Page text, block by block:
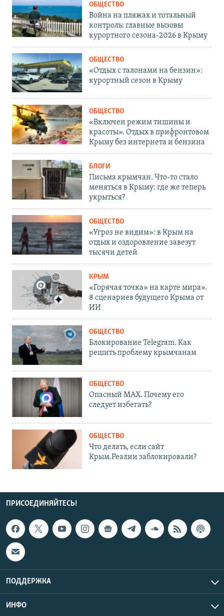
ОБЩЕСТВО
Война на пляжах и тотальный
контроль: главные вызовы
курортного сезона-2026 в Крыму
ОБЩЕСТВО
«Отдых с талонами на бензин»:
курортный сезон в Крыму
ОБЩЕСТВО
«Включен режим тишины и
красоты». Отдых в прифронтовом
Крыму без интернета и бензина
БЛОГИ
Письма крымчан. Что-то стало
меняться в Крыму: где же теперь
укрыться?
ОБЩЕСТВО
«Угроз не видим»: в Крым на
отдых и оздоровление завезут
тысячи детей
КРЫМ
«Горячая точка» на карте мира».
8 сценариев будущего Крыма от
ИИ
ОБЩЕСТВО
Блокирование Telegram. Как
решить проблему крымчанам
ОБЩЕСТВО
Опасный MAX. Почему его
следует избегать?
ОБЩЕСТВО
Что делать, если сайт
Крым.Реалии заблокировали?
ПРИСОЕДИНЯЙТЕСЬ!
ПОДДЕРЖКА
ИНФО